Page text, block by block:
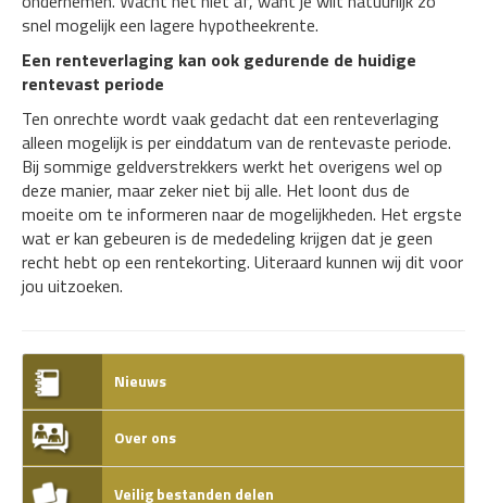
snel mogelijk een lagere hypotheekrente.
Een renteverlaging kan ook gedurende de huidige
rentevast periode
Ten onrechte wordt vaak gedacht dat een renteverlaging
alleen mogelijk is per einddatum van de rentevaste periode.
Bij sommige geldverstrekkers werkt het overigens wel op
deze manier, maar zeker niet bij alle. Het loont dus de
moeite om te informeren naar de mogelijkheden. Het ergste
wat er kan gebeuren is de mededeling krijgen dat je geen
recht hebt op een rentekorting. Uiteraard kunnen wij dit voor
jou uitzoeken.
Nieuws
Over ons
Veilig bestanden delen